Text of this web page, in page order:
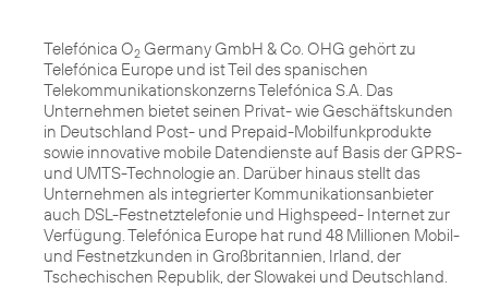
Telefónica O2 Germany GmbH & Co. OHG gehört zu
Telefónica Europe und ist Teil des spanischen
Telekommunikationskonzerns Telefónica S.A. Das
Unternehmen bietet seinen Privat- wie Geschäftskunden
in Deutschland Post- und Prepaid-Mobilfunkprodukte
sowie innovative mobile Datendienste auf Basis der GPRS-
und UMTS-Technologie an. Darüber hinaus stellt das
Unternehmen als integrierter Kommunikationsanbieter
auch DSL-Festnetztelefonie und Highspeed- Internet zur
Verfügung. Telefónica Europe hat rund 48 Millionen Mobil-
und Festnetzkunden in Großbritannien, Irland, der
Tschechischen Republik, der Slowakei und Deutschland.